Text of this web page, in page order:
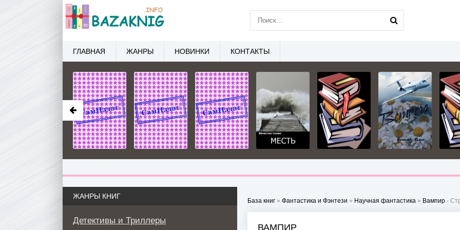
База книг » Фантастика и Фэнтези » Научная фантастика » Вампир -
ВАМПИР
ЖАНРЫ КНИГ
Детективы и Триллеры
ГЛАВНАЯ ЖАНРЫ НОВИНКИ КОНТАКТЫ